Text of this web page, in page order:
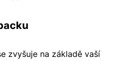
zvyšuje na základě vaší